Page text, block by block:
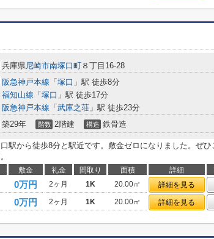
兵庫県尼崎市南塚口町 ８丁目16-28
阪急神戸本線 「 塚口 」駅 徒歩8分
福知山線 「 塚口 」駅 徒歩17分
阪急神戸本線 「 武庫之荘 」駅 徒歩23分
築29年 階数 2階建 構造 鉄骨造
駅から徒歩8分と駅近です。敷金ゼロになりました。ぜ
敷金 礼金 間取り 面積 詳細
0万円 2ヶ月 1K 20.00㎡ 詳細を見る
0万円 2ヶ月 1K 20.00㎡ 詳細を見る